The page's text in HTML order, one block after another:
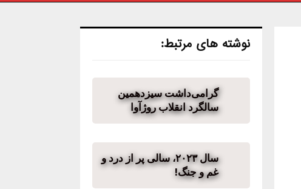
نوشته های مرتبط:
گرامی‌داشت سیزدهمین
سالگرد انقلاب روژآوا
سال ۲۰۲۳، سالی پر از درد و
غم و جنگ!